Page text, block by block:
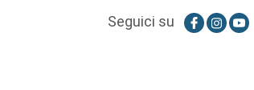
Seguici su